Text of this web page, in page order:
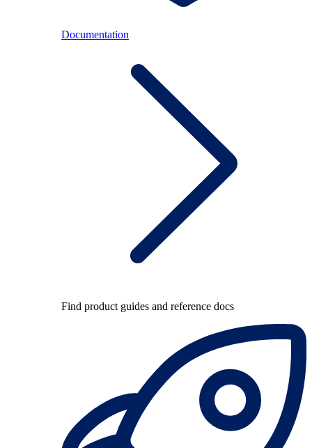
Documentation
Find product guides and reference docs